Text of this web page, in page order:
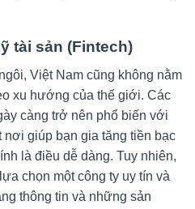
tài sản (Fintech)
Việt Nam cũng không nằm
xu hướng của thế giới. Các
càng trở nên phổ biến với
giúp bạn gia tăng tiền bạc
là điều dễ dàng. Tuy nhiên,
chọn một công ty uy tín và
thông tin và những sản